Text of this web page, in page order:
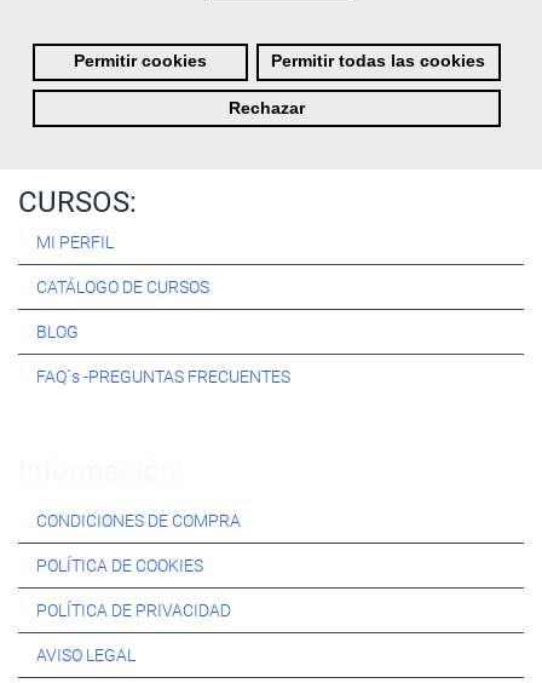
Permitir cookies Permitir todas las cookies
Rechazar
CURSOS:
MI PERFIL
CATÁLOGO DE CURSOS
BLOG
FAQ´s -PREGUNTAS FRECUENTES
CONDICIONES DE COMPRA
POLÍTICA DE COOKIES
POLÍTICA DE PRIVACIDAD
AVISO LEGAL